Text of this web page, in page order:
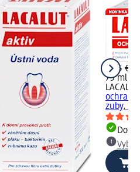
4,95 €
75 ml
LACALUT
ochrana
zuby, 75